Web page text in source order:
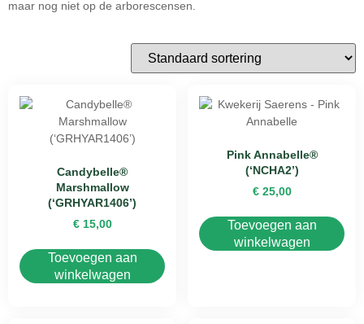
maar nog niet op de arborescensen.
Candybelle®
Marshmallow
(‘GRHYAR1406’)
€15,00
Toevoegen aan
winkelwagen
Pink Annabelle®
(‘NCHA2’)
€25,00
Toevoegen aan
winkelwagen